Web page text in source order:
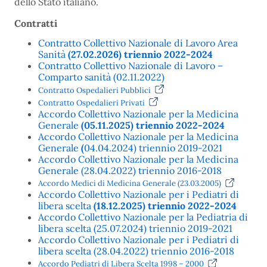
Contratti
Contratto Collettivo Nazionale di Lavoro Area
Sanità (27.02.2026) triennio 2022-2024
Contratto Collettivo Nazionale di Lavoro –
Comparto sanità (02.11.2022)
Contratto Ospedalieri Pubblici
Contratto Ospedalieri Privati
Accordo Collettivo Nazionale per la Medicina
Generale (05.11.2025) triennio 2022-2024
Accordo Collettivo Nazionale per la Medicina
Generale (04.04.2024) triennio 2019-2021
Accordo Collettivo Nazionale per la Medicina
Generale (28.04.2022) triennio 2016-2018
Accordo Medici di Medicina Generale (23.03.2005)
Accordo Collettivo Nazionale per i Pediatri di
libera scelta (18.12.2025) triennio 2022-2024
Accordo Collettivo Nazionale per la Pediatria di
libera scelta (25.07.2024) triennio 2019-2021
Accordo Collettivo Nazionale per i Pediatri di
libera scelta (28.04.2022) triennio 2016-2018
Accordo Pediatri di Libera Scelta 1998 – 2000